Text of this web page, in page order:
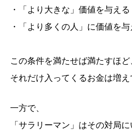
・「より大きな」価値を与える
・「より多くの人」に価値を与
この条件を満たせば満たすほど
それだけ入ってくるお金は増え
一方で、
「サラリーマン」はその対局